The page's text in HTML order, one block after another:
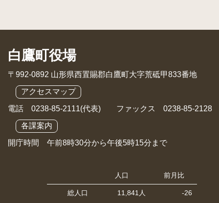
白鷹町役場
〒992-0892 山形県西置賜郡白鷹町大字荒砥甲833番地
アクセスマップ
電話 0238-85-2111(代表) ファックス 0238-85-2128
各課案内
開庁時間 午前8時30分から午後5時15分まで
人口 前月比
総人口 11,841人 -26